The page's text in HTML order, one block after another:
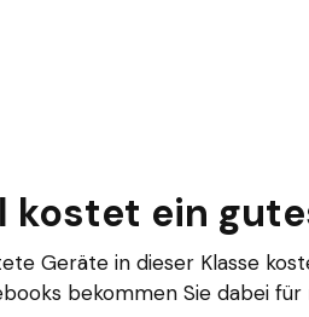
kostet ein
Geräte in dieser Klasse
bekommen Sie dabei für